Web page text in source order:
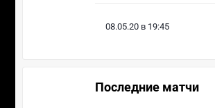
08.05.20 в 19:45
Последние матчи